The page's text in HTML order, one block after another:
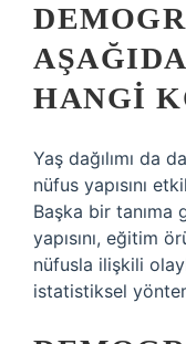
HANGI
Yaş dağılımı da
nüfus yapısını
Başka bir tanıma
yapısını, eğitim
nüfusla ilişkili
istatistiksel